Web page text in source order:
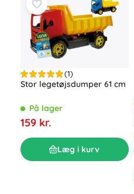
(1)
Stor legetøjsdumper 61 cm
På lager
159 kr.
Læg i kurv